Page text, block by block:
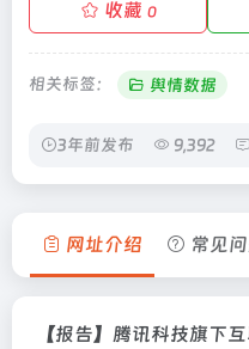
收藏 0
相关标签： 舆情数据
3年前发布 9,392
网址介绍 常见
【报告】腾讯科技旗下